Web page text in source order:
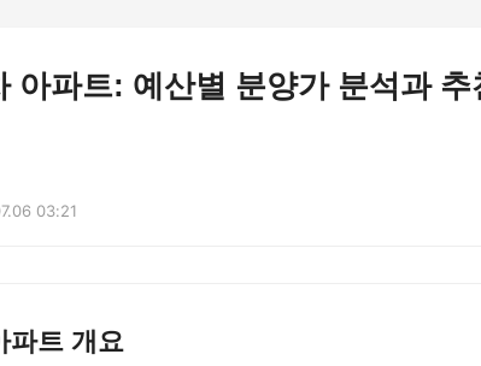
아파트: 예산별 분양가 분석과 추
03:21
파트 개요